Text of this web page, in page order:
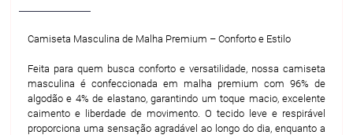
Camiseta Masculina de Malha Premium – Conforto e Estilo
Feita para quem busca conforto e versatilidade, nossa camiseta
masculina é confeccionada em malha premium com 96% de
algodão e 4% de elastano, garantindo um toque macio, excelente
caimento e liberdade de movimento. O tecido leve e respirável
proporciona uma sensação agradável ao longo do dia, enquanto a